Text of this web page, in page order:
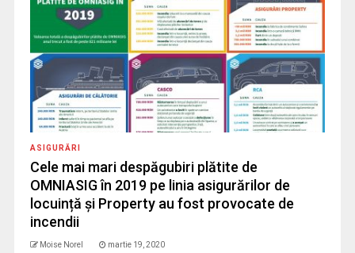
ASIGURĂRI
Cele mai mari despăgubiri plătite de
OMNIASIG în 2019 pe linia asigurărilor de
locuință și Property au fost provocate de
incendii
Moise Norel martie 19, 2020